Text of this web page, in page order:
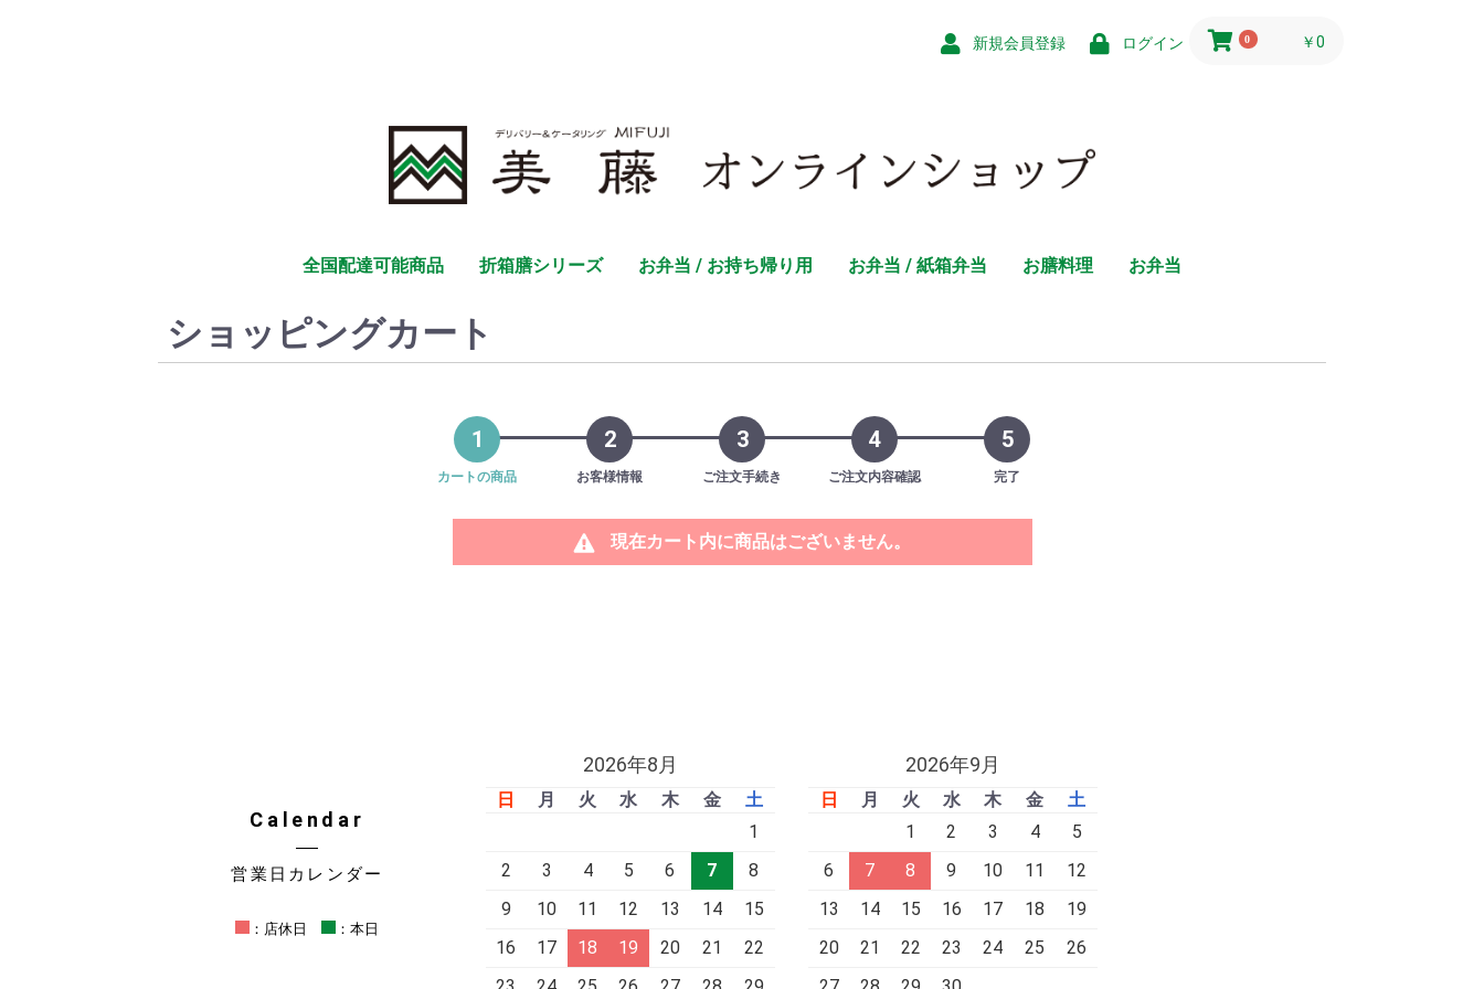
新規会員登録 ログイン 0 ￥0
全国配達可能商品 折箱膳シリーズ お弁当 / お持ち帰り用 お弁当 / 紙箱弁当 お膳料理 お弁当
ショッピングカート
1
カートの商品
2
お客様情報
3
ご注文手続き
4
ご注文内容確認
5
完了
現在カート内に商品はございません。
Calendar
営業日カレンダー
：店休日 ：本日
2026年8月
日 月 火 水 木 金
土
1
2
3 4 5 6 7
8
9
10 11 12 13 14
15
16
17 18 19 20 21
22
2026年9月
日 月 火 水 木 金
土
1
2 3 4
5
6
7 8 9 10 11
12
13
14 15 16 17 18
19
20
21 22 23 24 25
26